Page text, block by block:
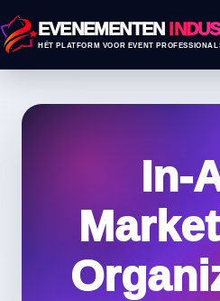
EVENEMENTEN
HÉT PLATFORM VOOR EVENT
In-